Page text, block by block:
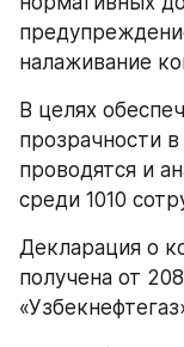
налаживание
В целях
прозрачности
проводятся и
среди 1010
Декларация о
получена от